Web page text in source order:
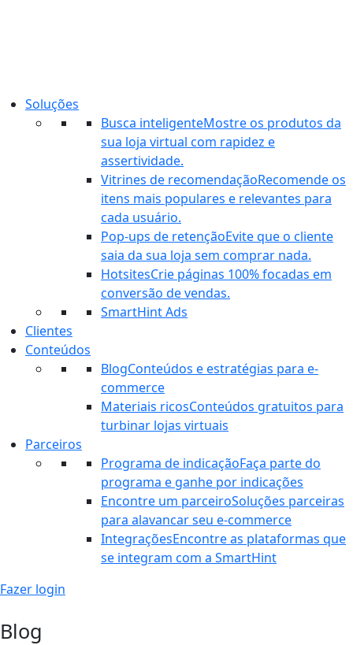
Soluções
Busca inteligenteMostre os produtos da
sua loja virtual com rapidez e
assertividade.
Vitrines de recomendaçãoRecomende os
itens mais populares e relevantes para
cada usuário.
Pop-ups de retençãoEvite que o cliente
saia da sua loja sem comprar nada.
HotsitesCrie páginas 100% focadas em
conversão de vendas.
SmartHint Ads
Clientes
Conteúdos
BlogConteúdos e estratégias para e-
commerce
Materiais ricosConteúdos gratuitos para
turbinar lojas virtuais
Parceiros
Programa de indicaçãoFaça parte do
programa e ganhe por indicações
Encontre um parceiroSoluções parceiras
para alavancar seu e-commerce
IntegraçõesEncontre as plataformas que
se integram com a SmartHint
Fazer login
Blog